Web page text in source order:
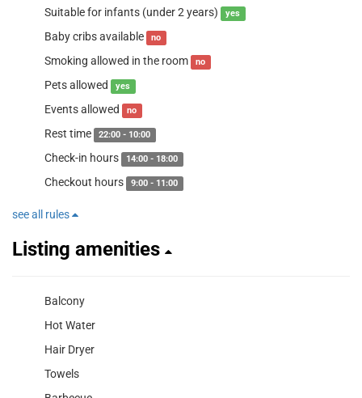
Suitable for infants (under 2 years) yes
Baby cribs available no
Smoking allowed in the room no
Pets allowed yes
Events allowed no
Rest time 22:00 - 10:00
Check-in hours 14:00 - 18:00
Checkout hours 9:00 - 11:00
see all rules
Listing amenities
Balcony
Hot Water
Hair Dryer
Towels